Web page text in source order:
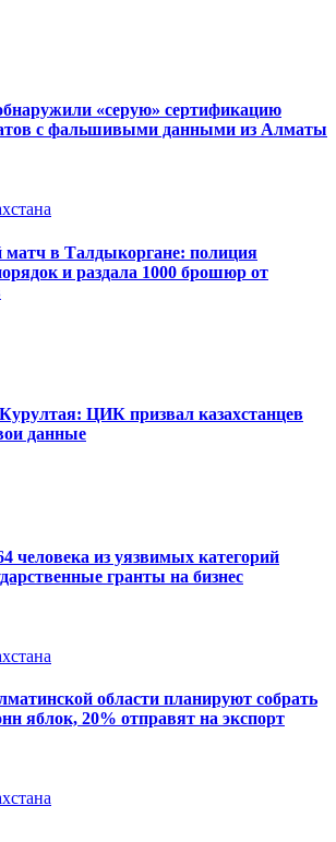
«серую» сертификацию
с фальшивыми данными из Алматы
в Талдыкоргане: полиция
и раздала 1000 брошюр от
ЦИК призвал казахстанцев
данные
человека из уязвимых категорий
гранты на бизнес
области планируют собрать
яблок, 20% отправят на экспорт